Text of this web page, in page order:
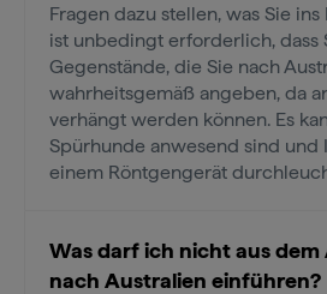
Fragen dazu stellen, was Sie
ist unbedingt erforderlich, dass
Gegenstände, die Sie nach
wahrheitsgemäß angeben, da
verhängt werden können. Es
Spürhunde anwesend sind und
einem Röntgengerät
Was darf ich nicht aus dem
nach Australien einführen?